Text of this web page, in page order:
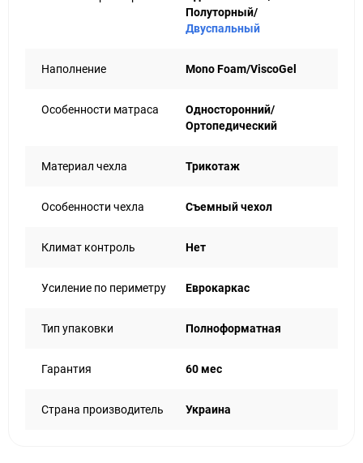
Полуторный/
Двуспальный
Наполнение Mono Foam/ViscoGel
Особенности матраса
Односторонний/
Ортопедический
Материал чехла Трикотаж
Особенности чехла Съемный чехол
Климат контроль Нет
Усиление по периметру Еврокаркас
Тип упаковки Полноформатная
Гарантия 60 мес
Страна производитель Украина